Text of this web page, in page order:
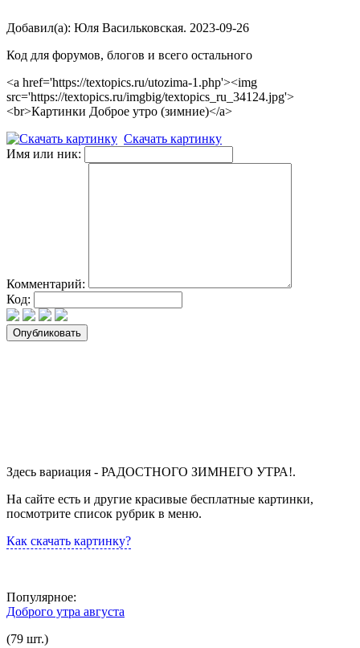
Добавил(а): Юля Васильковская. 2023-09-26
Код для форумов, блогов и всего остального
<a href='https://textopics.ru/utozima-1.php'><img
src='https://textopics.ru/imgbig/textopics_ru_34124.jpg'>
<br>Картинки Доброе утро (зимние)</a>
Скачать картинку
Имя или ник:
Комментарий:
Код:
Здесь вариация - РАДОСТНОГО ЗИМНЕГО УТРА!.
На сайте есть и другие красивые бесплатные картинки,
посмотрите список рубрик в меню.
Как скачать картинку?
Популярное:
Доброго утра августа
(79 шт.)